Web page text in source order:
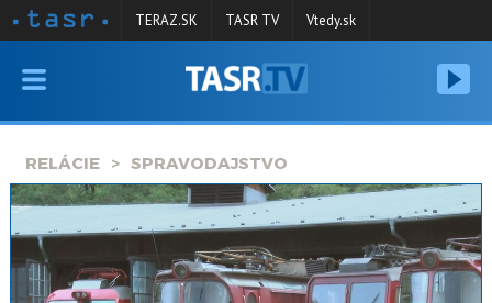
VYSIELANIE
SPRAVODAJSTVO
KONTAKT
ARCHÍV
TERAZ.SK TASR TV Vtedy.sk
RELÁCIE SPRAVODAJSTVO